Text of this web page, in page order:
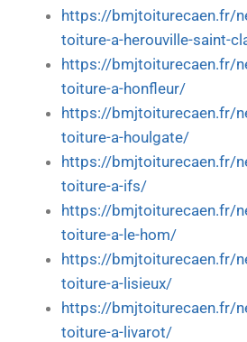
https://bmjtoiturecaen.fr/
toiture-a-herouville-saint-
https://bmjtoiturecaen.fr/
toiture-a-honfleur/
https://bmjtoiturecaen.fr/
toiture-a-houlgate/
https://bmjtoiturecaen.fr/
toiture-a-ifs/
https://bmjtoiturecaen.fr/
toiture-a-le-hom/
https://bmjtoiturecaen.fr/
toiture-a-lisieux/
https://bmjtoiturecaen.fr/
toiture-a-livarot/